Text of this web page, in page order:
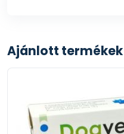
Ajánlott termékek